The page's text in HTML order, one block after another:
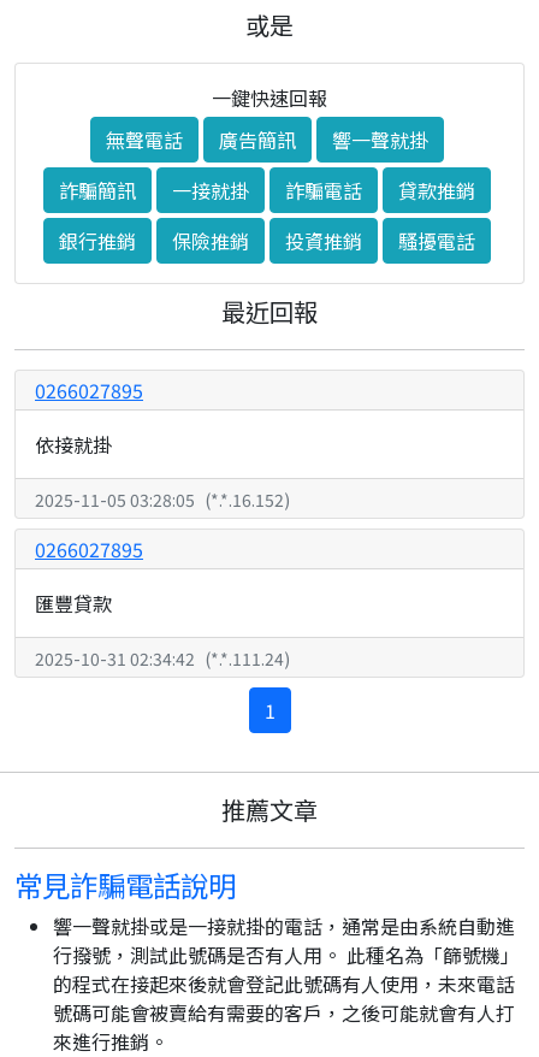
或是
一鍵快速回報
無聲電話
廣告簡訊
響一聲就掛
詐騙簡訊
一接就掛 詐騙電話
貸款推銷
銀行推銷
保險推銷 投資推銷 騷擾電話
最近回報
0266027895
依接就掛
2025-11-05 03:28:05 (*.*.16.152)
0266027895
匯豐貸款
2025-10-31 02:34:42 (*.*.111.24)
1
推薦文章
常見詐騙電話說明
響一聲就掛或是一接就掛的電話，通常是由系統自動進
行撥號，測試此號碼是否有人用。 此種名為「篩號機」
的程式在接起來後就會登記此號碼有人使用，未來電話
號碼可能會被賣給有需要的客戶，之後可能就會有人打
來進行推銷。